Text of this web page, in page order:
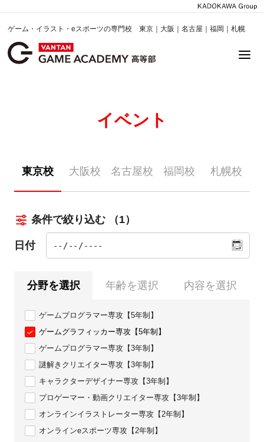
ゲーム・イラスト・eスポーツの専門校 東京｜大阪｜名古屋｜福岡｜札幌
イベント
東京校 大阪校 名古屋校 福岡校 札幌校
条件で絞り込む （1）
日付
分野を選択 年齢を選択 内容を選択
ゲームプログラマー専攻【5年制】
ゲームグラフィッカー専攻【5年制】
ゲームプログラマー専攻【3年制】
謎解きクリエイター専攻【3年制】
キャラクターデザイナー専攻【3年制】
プロゲーマー・動画クリエイター専攻【3年制】
オンラインイラストレーター専攻【2年制】
オンラインeスポーツ専攻【2年制】